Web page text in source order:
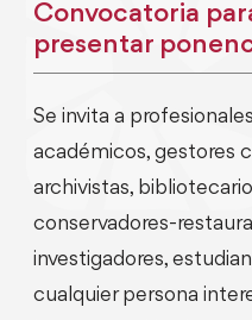
Convocatoria
presentar
Se invita a
académicos, gestores
archivistas,
conservadores-
investigadores,
cualquier persona